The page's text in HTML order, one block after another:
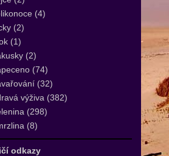
(4)
(2)
(1)
(2)
(74)
(32)
výživa (382)
(298)
(8)
odkazy